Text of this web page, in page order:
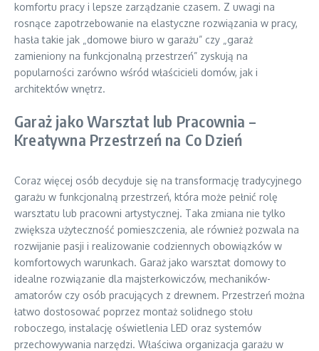
komfortu pracy i lepsze zarządzanie czasem. Z uwagi na
rosnące zapotrzebowanie na elastyczne rozwiązania w pracy,
hasła takie jak „domowe biuro w garażu” czy „garaż
zamieniony na funkcjonalną przestrzeń” zyskują na
popularności zarówno wśród właścicieli domów, jak i
architektów wnętrz.
Garaż jako Warsztat lub Pracownia –
Kreatywna Przestrzeń na Co Dzień
Coraz więcej osób decyduje się na transformację tradycyjnego
garażu w funkcjonalną przestrzeń, która może pełnić rolę
warsztatu lub pracowni artystycznej. Taka zmiana nie tylko
zwiększa użyteczność pomieszczenia, ale również pozwala na
rozwijanie pasji i realizowanie codziennych obowiązków w
komfortowych warunkach. Garaż jako warsztat domowy to
idealne rozwiązanie dla majsterkowiczów, mechaników-
amatorów czy osób pracujących z drewnem. Przestrzeń można
łatwo dostosować poprzez montaż solidnego stołu
roboczego, instalację oświetlenia LED oraz systemów
przechowywania narzędzi. Właściwa organizacja garażu w